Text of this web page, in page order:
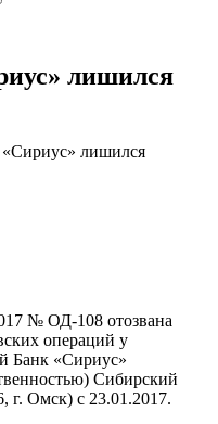
лишился
лишился
№ ОД-108 отозвана
операций у
Банк «Сириус»
Сибирский
Омск) с 23.01.2017.